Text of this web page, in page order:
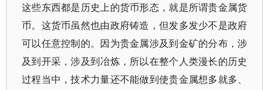
这些东西都是历史上的货币形态，就是所谓贵金属货
币。这货币虽然也由政府铸造，但发多发少不是政府
可以任意控制的。因为贵金属涉及到金矿的分布，涉
及到开采，涉及到冶炼，所以在整个人类漫长的历史
过程当中，技术力量还不能做到使贵金属想多就多、